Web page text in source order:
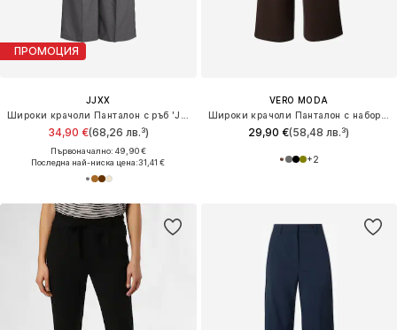
ПРОМОЦИЯ
JJXX
34,90 €(68,26 лв.³)
Първоначално: 49,90 €
Последна най-ниска цена:31,41 €
VERO MODA
29,90 €(58,48 лв.³)
+2